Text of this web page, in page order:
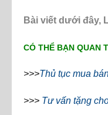
Bài viết dưới đây,
CÓ THỂ BẠN QUAN
>>>Thủ tục mua
>>> Tư vấn tặng